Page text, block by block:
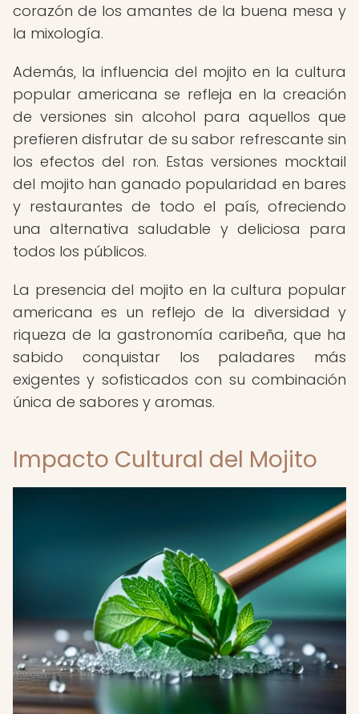
corazón de los amantes de la buena mesa y
la mixología.
Además, la influencia del mojito en la cultura
popular americana se refleja en la creación
de versiones sin alcohol para aquellos que
prefieren disfrutar de su sabor refrescante sin
los efectos del ron. Estas versiones mocktail
del mojito han ganado popularidad en bares
y restaurantes de todo el país, ofreciendo
una alternativa saludable y deliciosa para
todos los públicos.
La presencia del mojito en la cultura popular
americana es un reflejo de la diversidad y
riqueza de la gastronomía caribeña, que ha
sabido conquistar los paladares más
exigentes y sofisticados con su combinación
única de sabores y aromas.
Impacto Cultural del Mojito